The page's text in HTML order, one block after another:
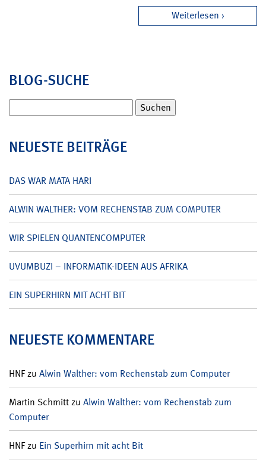
Weiterlesen
BLOG-SUCHE
nach:
NEUESTE BEITRÄGE
DAS WAR MATA HARI
ALWIN WALTHER: VOM RECHENSTAB ZUM COMPUTER
WIR SPIELEN QUANTENCOMPUTER
UVUMBUZI – INFORMATIK-IDEEN AUS AFRIKA
EIN SUPERHIRN MIT ACHT BIT
NEUESTE KOMMENTARE
HNFzu Alwin Walther: vom Rechenstab zum Computer
Martin Schmittzu Alwin Walther: vom Rechenstab zum
Computer
HNFzu Ein Superhirn mit acht Bit